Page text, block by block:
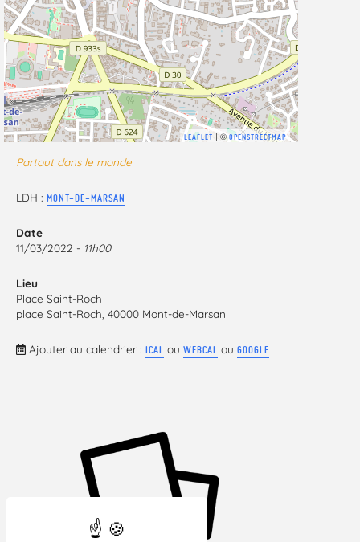
LEAFLET | ©OPENSTREETMAP
Partout dans le monde
LDH : MONT-DE-MARSAN
Date
11/03/2022 - 11h00
Lieu
Place Saint-Roch
place Saint-Roch, 40000 Mont-de-Marsan
Ajouter au calendrier : ICAL ou WEBCAL ou GOOGLE